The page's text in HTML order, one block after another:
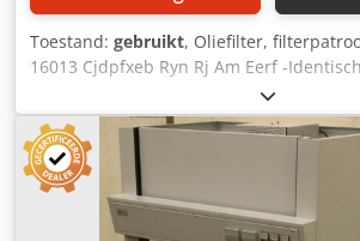
Toestand: gebruikt, Oliefilter,
16013 Cjdpfxeb Ryn Rj Am Eerf -
1202835300 -Maten: Ø 140 x 300 mm -
beschikbaar -Prijs: per stuk -gewicht: 2